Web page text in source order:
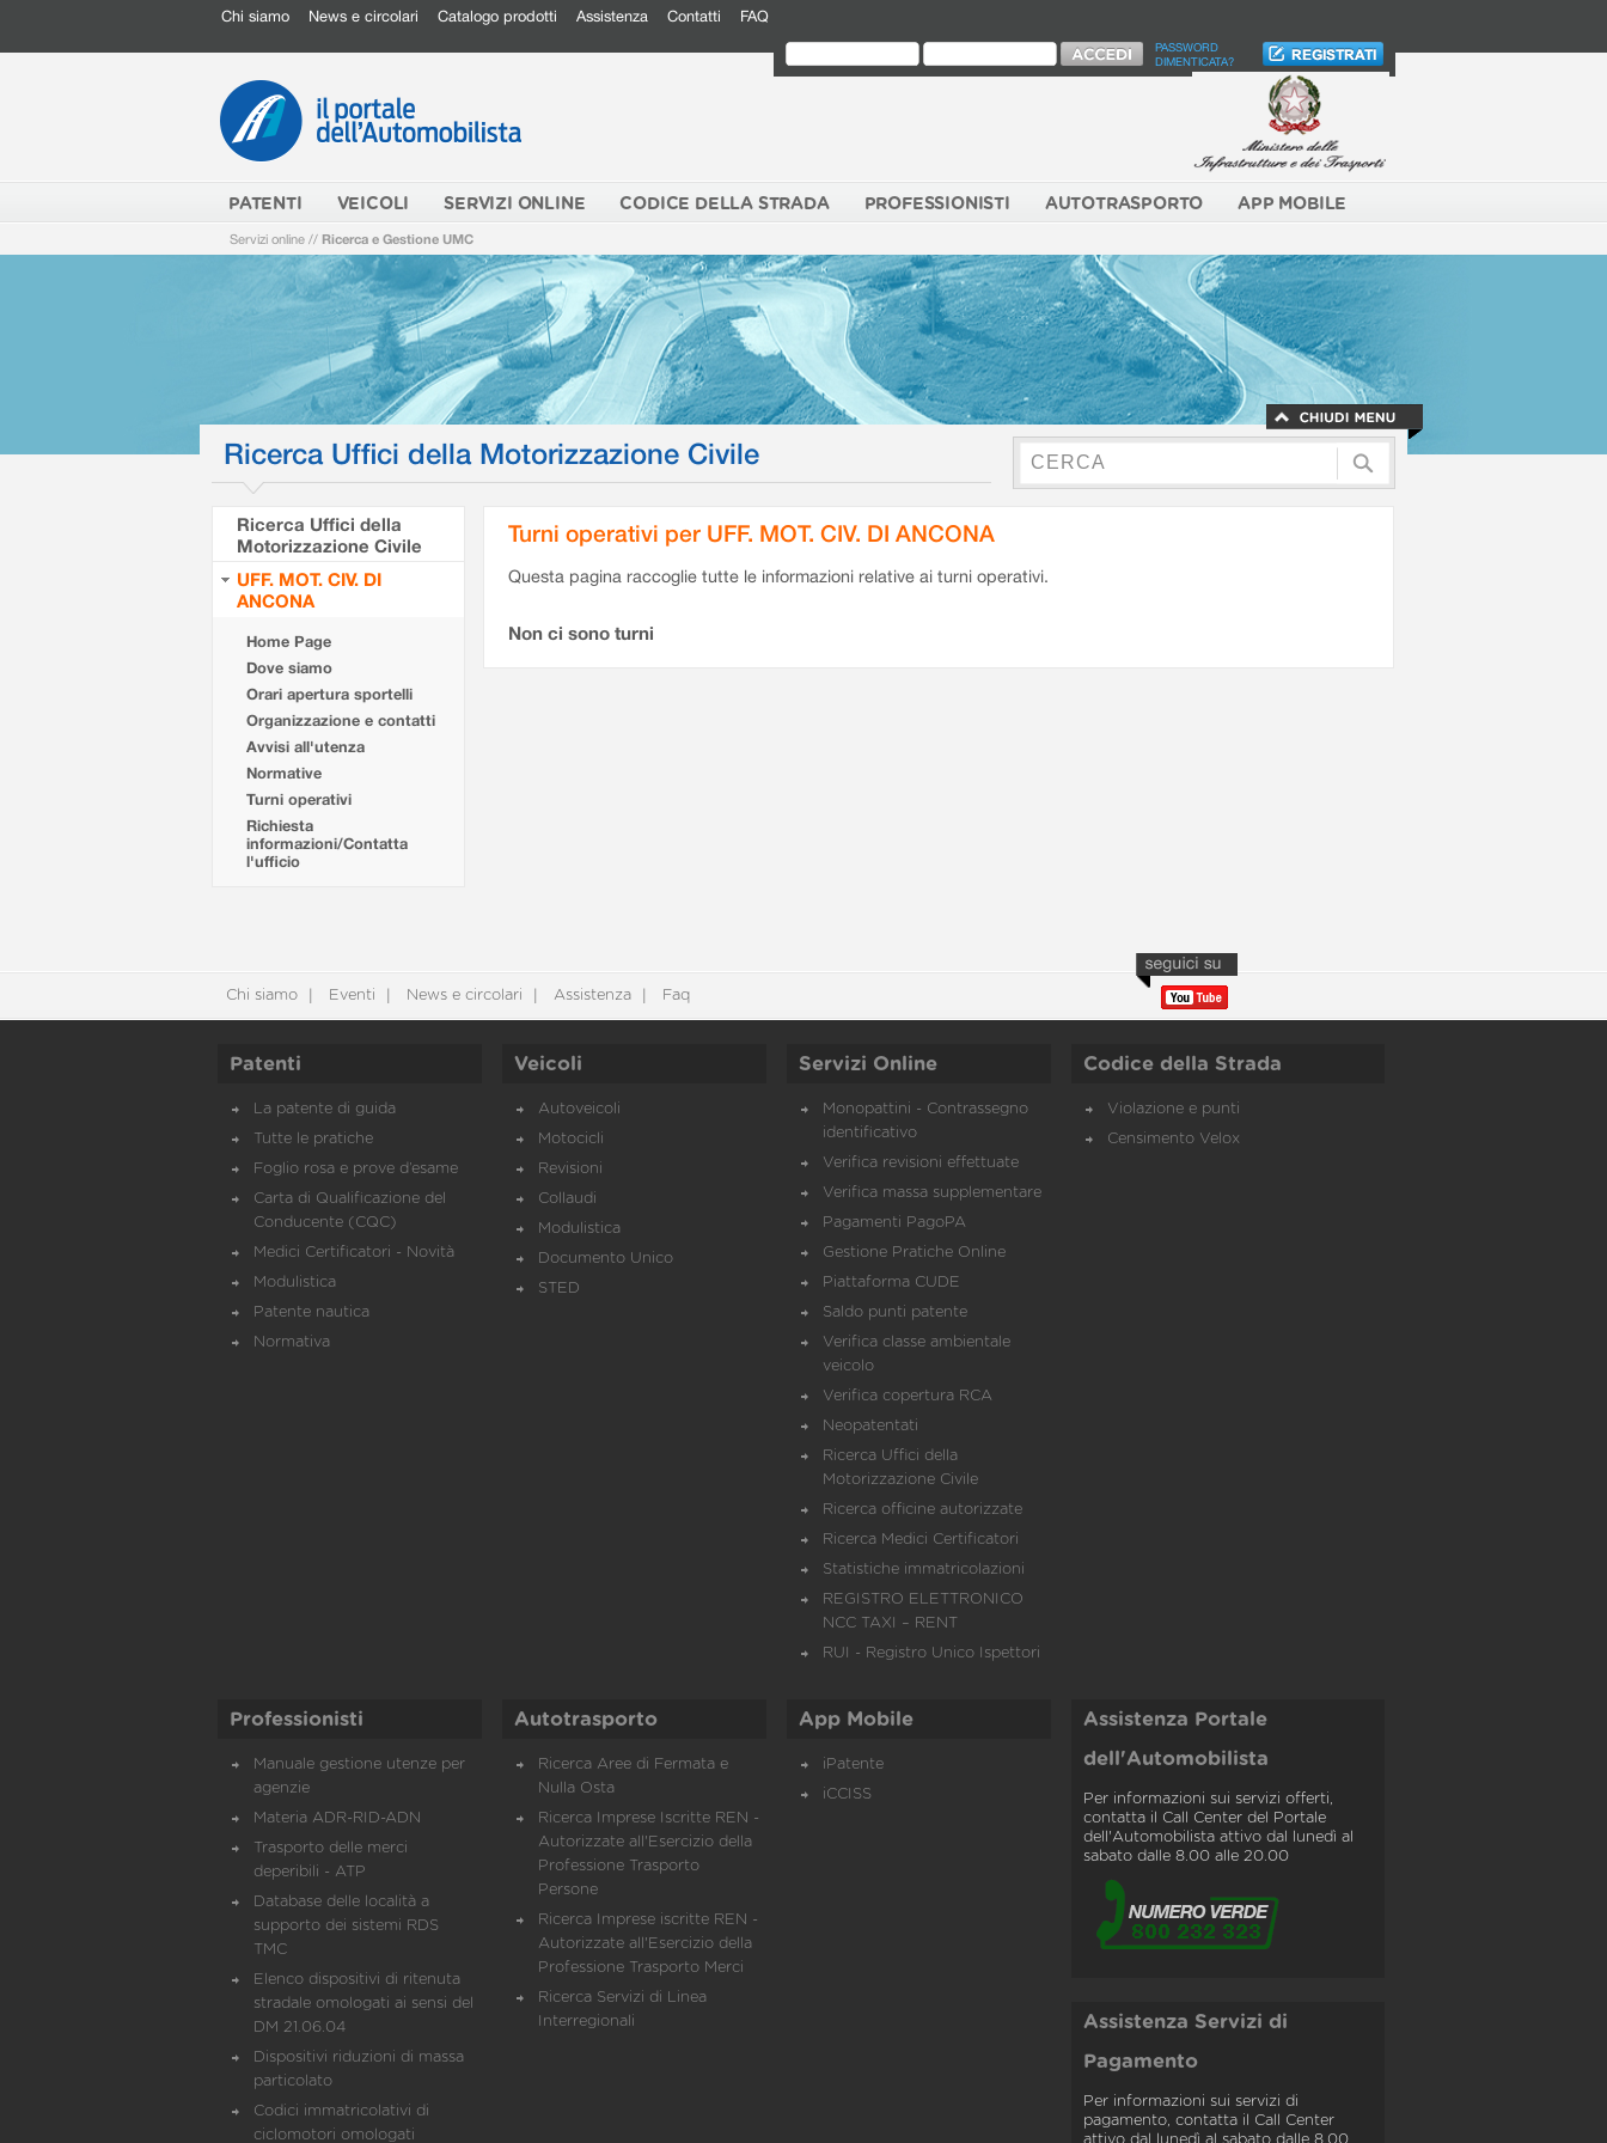
Chi siamo News e circolari Catalogo prodotti Assistenza Contatti FAQ
PASSWORD
DIMENTICATA?
PATENTI VEICOLI SERVIZI ONLINE CODICE DELLA STRADA PROFESSIONISTI AUTOTRASPORTO APP MOBILE
Servizi online // Ricerca e Gestione UMC
Ricerca Uffici della Motorizzazione Civile
Ricerca Uffici della
Motorizzazione Civile
UFF. MOT. CIV. DI
ANCONA
Home Page
Dove siamo
Orari apertura sportelli
Organizzazione e contatti
Avvisi all'utenza
Normative
Turni operativi
Richiesta
informazioni/Contatta
l'ufficio
Turni operativi per UFF. MOT. CIV. DI ANCONA
Questa pagina raccoglie tutte le informazioni relative ai turni operativi.
Non ci sono turni
Chi siamo Eventi News e circolari Assistenza Faq
Patenti
La patente di guida
Tutte le pratiche
Foglio rosa e prove d’esame
Carta di Qualificazione del
Conducente (CQC)
Medici Certificatori - Novità
Modulistica
Patente nautica
Normativa
Veicoli
Autoveicoli
Motocicli
Revisioni
Collaudi
Modulistica
Documento Unico
STED
Servizi Online
Monopattini - Contrassegno
identificativo
Verifica revisioni effettuate
Verifica massa supplementare
Pagamenti PagoPA
Gestione Pratiche Online
Piattaforma CUDE
Saldo punti patente
Verifica classe ambientale
veicolo
Verifica copertura RCA
Neopatentati
Ricerca Uffici della
Motorizzazione Civile
Ricerca officine autorizzate
Ricerca Medici Certificatori
Statistiche immatricolazioni
REGISTRO ELETTRONICO
NCC TAXI – RENT
RUI - Registro Unico Ispettori
Codice della Strada
Violazione e punti
Censimento Velox
Professionisti
Manuale gestione utenze per
agenzie
Materia ADR-RID-ADN
Trasporto delle merci
deperibili - ATP
Database delle località a
supporto dei sistemi RDS
TMC
Elenco dispositivi di ritenuta
stradale omologati ai sensi del
DM 21.06.04
Dispositivi riduzioni di massa
particolato
Codici immatricolativi di
ciclomotori omologati
Autotrasporto
Ricerca Aree di Fermata e
Nulla Osta
Ricerca Imprese Iscritte REN -
Autorizzate all'Esercizio della
Professione Trasporto
Persone
Ricerca Imprese iscritte REN -
Autorizzate all'Esercizio della
Professione Trasporto Merci
Ricerca Servizi di Linea
Interregionali
App Mobile
iPatente
iCCISS
Assistenza Portale
dell'Automobilista
Per informazioni sui servizi offerti,
contatta il Call Center del Portale
dell'Automobilista attivo dal lunedì al
sabato dalle 8.00 alle 20.00
Assistenza Servizi di
Pagamento
Per informazioni sui servizi di
pagamento, contatta il Call Center